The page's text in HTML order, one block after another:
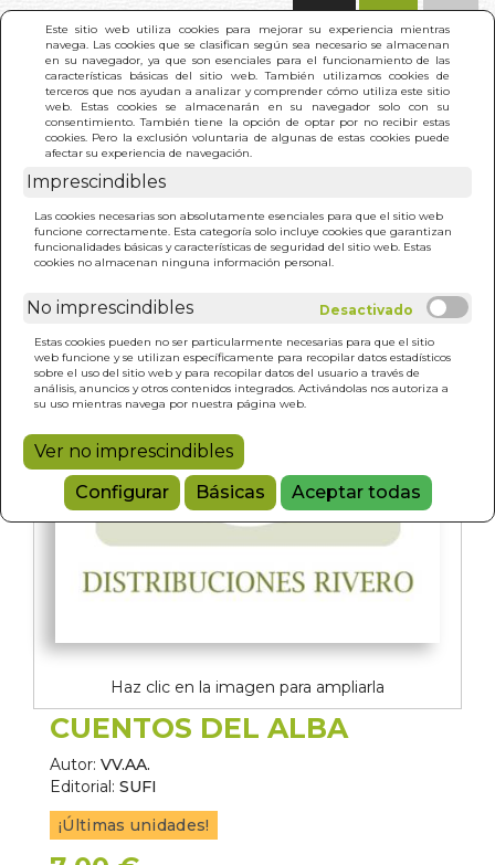
Este sitio web utiliza cookies para mejorar su experiencia mientras
navega. Las cookies que se clasifican según sea necesario se almacenan
en su navegador, ya que son esenciales para el funcionamiento de las
características básicas del sitio web. También utilizamos cookies de
terceros que nos ayudan a analizar y comprender cómo utiliza este sitio
web. Estas cookies se almacenarán en su navegador solo con su
consentimiento. También tiene la opción de optar por no recibir estas
cookies. Pero la exclusión voluntaria de algunas de estas cookies puede
afectar su experiencia de navegación.
Imprescindibles
Las cookies necesarias son absolutamente esenciales para que el sitio web
funcione correctamente. Esta categoría solo incluye cookies que garantizan
funcionalidades básicas y características de seguridad del sitio web. Estas
cookies no almacenan ninguna información personal.
No imprescindibles
Estas cookies pueden no ser particularmente necesarias para que el sitio
web funcione y se utilizan específicamente para recopilar datos estadísticos
sobre el uso del sitio web y para recopilar datos del usuario a través de
análisis, anuncios y otros contenidos integrados. Activándolas nos autoriza a
su uso mientras navega por nuestra página web.
Ver no imprescindibles
Configurar
Básicas Aceptar todas
INICIO > CUENTOS DEL ALBA
Haz clic en la imagen para ampliarla
CUENTOS DEL ALBA
Autor: VV.AA.
Editorial: SUFI
¡Últimas unidades!